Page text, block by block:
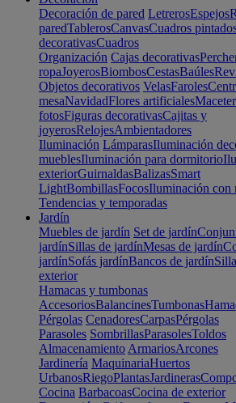
Decoración de pared LetrerosEspejos
paredTablerosCanvasCuadros
decorativasCuadros
Organización Cajas decorativas
ropaJoyerosBiombosCestasBaúles
Objetos decorativos VelasFaroles
mesaNavidadFlores artificiales
fotosFiguras decorativasCajitas y
joyerosRelojesAmbientadores
Iluminación LámparasIluminación
mueblesIluminación para dormitorio
exteriorGuirnaldasBalizasSmart
LightBombillasFocosIluminación con
Tendencias y temporadas
Jardín
Muebles de jardín Set de jardín
jardínSillas de jardínMesas de jardín
jardínSofás jardínBancos de jardín
exterior
Hamacas y tumbonas
AccesoriosBalancinesTumbonas
Pérgolas CenadoresCarpasPérgolas
Parasoles SombrillasParasolesToldos
Almacenamiento ArmariosArcones
Jardinería MaquinariaHuertos
UrbanosRiegoPlantasJardineras
Cocina BarbacoasCocina de exterior